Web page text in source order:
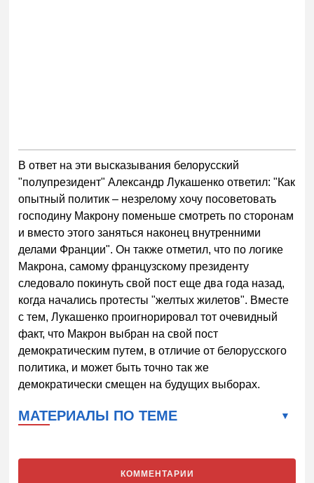
В ответ на эти высказывания белорусский
"полупрезидент" Александр Лукашенко ответил: "Как
опытный политик – незрелому хочу посоветовать
господину Макрону поменьше смотреть по сторонам
и вместо этого заняться наконец внутренними
делами Франции". Он также отметил, что по логике
Макрона, самому французскому президенту
следовало покинуть свой пост еще два года назад,
когда начались протесты "желтых жилетов". Вместе
с тем, Лукашенко проигнорировал тот очевидный
факт, что Макрон выбран на свой пост
демократическим путем, в отличие от белорусского
политика, и может быть точно так же
демократически смещен на будущих выборах.
МАТЕРИАЛЫ ПО ТЕМЕ
КОММЕНТАРИИ